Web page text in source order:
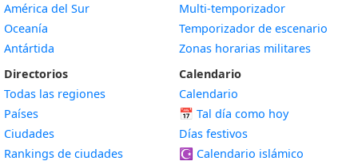
América del Sur
Oceanía
Antártida
Directorios
Todas las regiones
Países
Ciudades
Rankings de ciudades
Multi-temporizador
Temporizador de escenario
Zonas horarias militares
Calendario
Calendario
📅 Tal día como hoy
Días festivos
☪️ Calendario islámico